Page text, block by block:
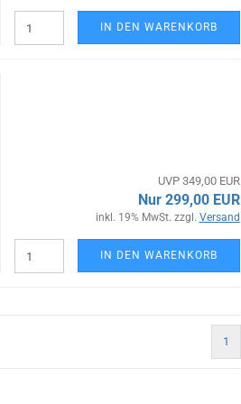
IN DEN WARENKORB
UVP 349,00 EUR
Nur 299,00 EUR
inkl. 19% MwSt. zzgl. Versand
IN DEN WARENKORB
1